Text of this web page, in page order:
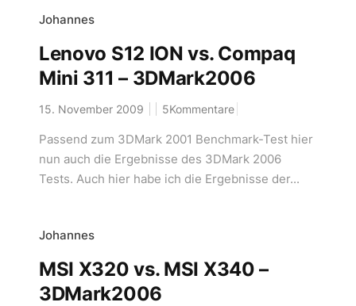
Johannes
Lenovo S12 ION vs. Compaq
Mini 311 – 3DMark2006
15. November 2009 5Kommentare
Passend zum 3DMark 2001 Benchmark-Test hier
nun auch die Ergebnisse des 3DMark 2006
Tests. Auch hier habe ich die Ergebnisse der...
Johannes
MSI X320 vs. MSI X340 –
3DMark2006